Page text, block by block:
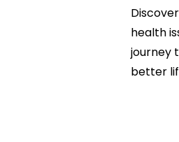
health
journey
better